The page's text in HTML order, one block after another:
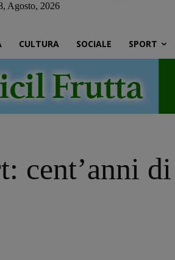
Agosto, 2026
CULTURA SOCIALE SPORT
cent’anni